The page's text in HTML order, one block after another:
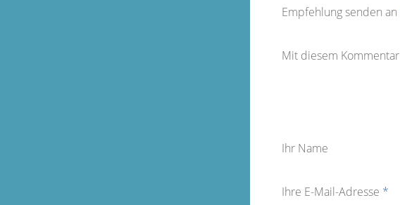
Empfehlung senden an
Mit diesem Kommentar
Ihr Name
Ihre E-Mail-Adresse *